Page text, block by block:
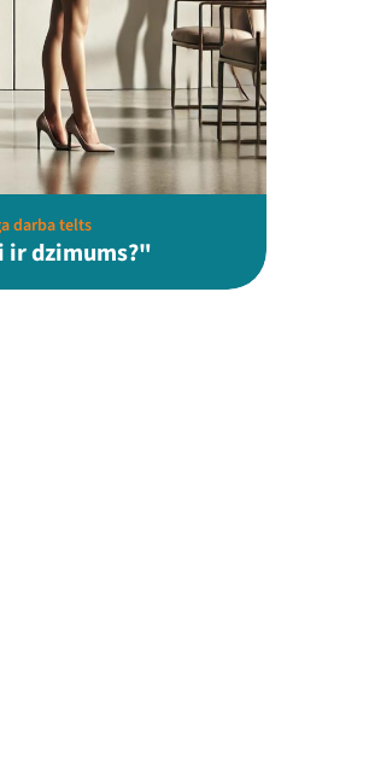
darba telts
dzimums?"